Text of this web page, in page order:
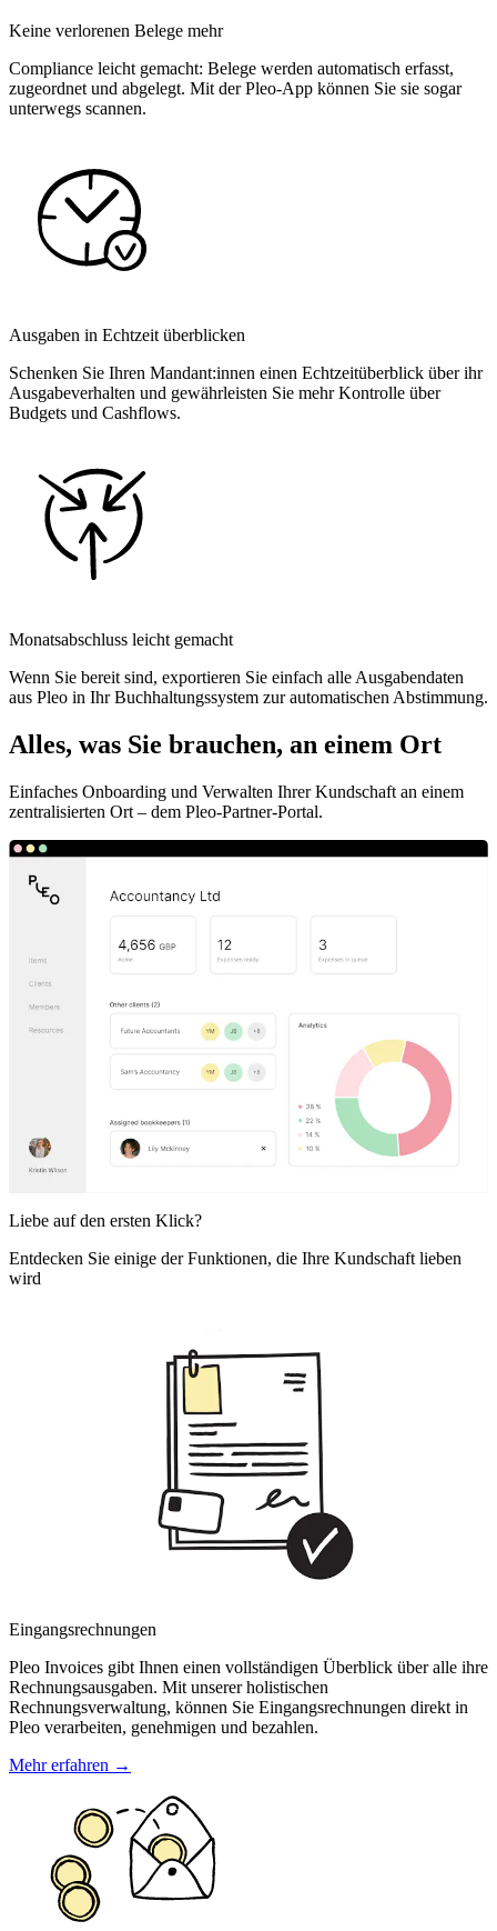
Keine verlorenen Belege mehr
Compliance leicht gemacht: Belege werden automatisch erfasst,
zugeordnet und abgelegt. Mit der Pleo-App können Sie sie sogar
unterwegs scannen.
Ausgaben in Echtzeit überblicken
Schenken Sie Ihren Mandant:innen einen Echtzeitüberblick über ihr
Ausgabeverhalten und gewährleisten Sie mehr Kontrolle über
Budgets und Cashflows.
Monatsabschluss leicht gemacht
Wenn Sie bereit sind, exportieren Sie einfach alle Ausgabendaten
aus Pleo in Ihr Buchhaltungssystem zur automatischen Abstimmung.
Alles, was Sie brauchen, an einem Ort
Einfaches Onboarding und Verwalten Ihrer Kundschaft an einem
zentralisierten Ort – dem Pleo-Partner-Portal.
Liebe auf den ersten Klick?
Entdecken Sie einige der Funktionen, die Ihre Kundschaft lieben
wird
Eingangsrechnungen
Pleo Invoices gibt Ihnen einen vollständigen Überblick über alle ihre
Rechnungsausgaben. Mit unserer holistischen
Rechnungsverwaltung, können Sie Eingangsrechnungen direkt in
Pleo verarbeiten, genehmigen und bezahlen.
Mehr erfahren →